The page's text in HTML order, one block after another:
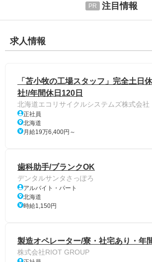
注目情報
求人情報
「苫小牧の工場スタッフ」完全土日
社!/年間休日120日
北海道エコリサイクルシステムズ株式会社
正社員
北海道
月給19万6,400円～
歯科助手/ブランクOK
デンタルサンタさっぽろ
アルバイト・パート
北海道
時給1,150円
製造オペレーター/寮・社宅あり・年
株式会社RIOT GROUP